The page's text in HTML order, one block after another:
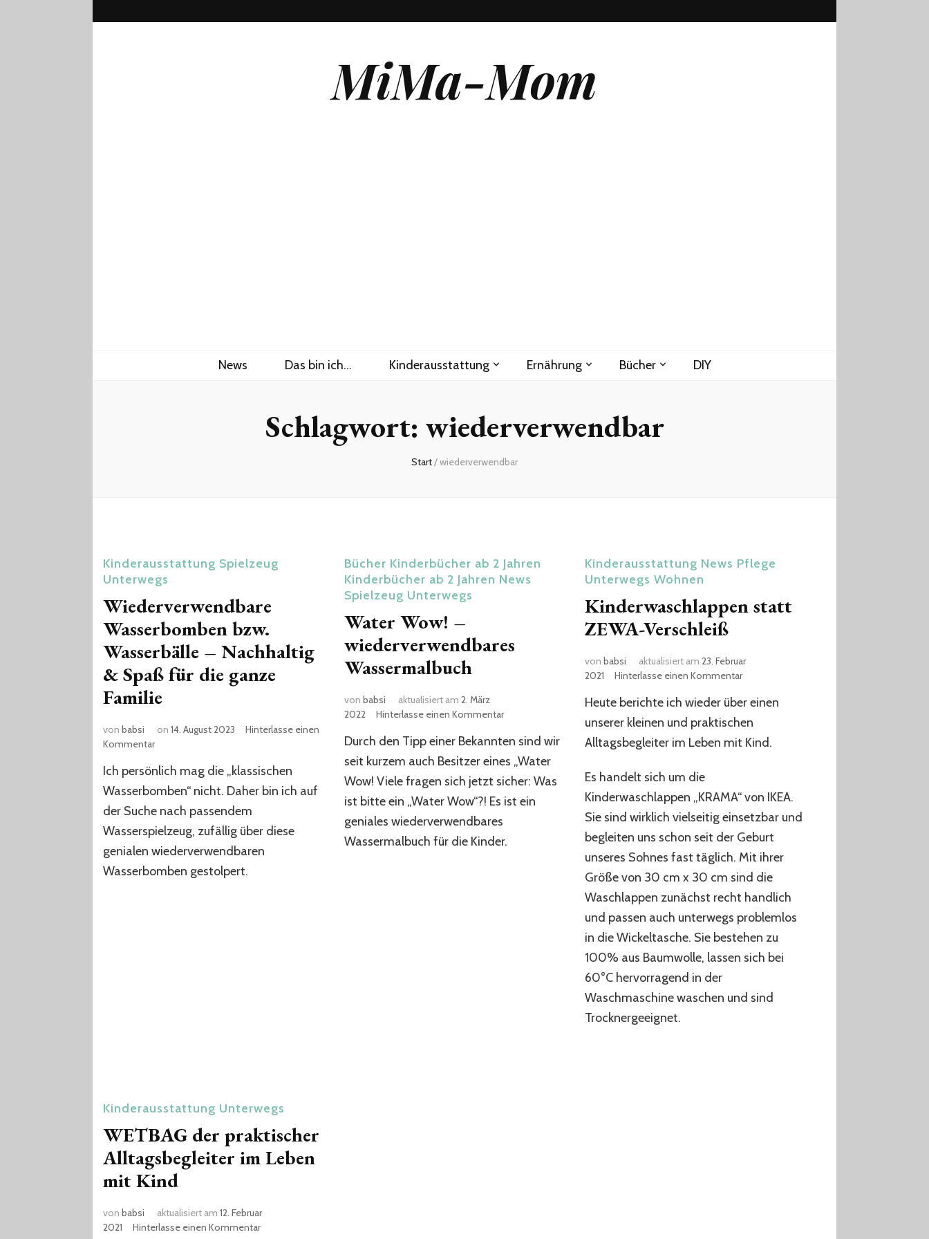
MiMa-Mom
News Das bin ich… Kinderausstattung Ernährung Bücher DIY
Schlagwort: wiederverwendbar
Start/wiederverwendbar
Kinderausstattung Spielzeug
Unterwegs
Wiederverwendbare
Wasserbomben bzw.
Wasserbälle – Nachhaltig
& Spaß für die ganze
Familie
vonbabsi on14. August 2023
Hinterlasse einen
Kommentarzu
Wasserbomben
bzw.
–
Nachhaltig
Spaß
für
Ich persönlich mag die „klassischen
Wasserbomben“ nicht. Daher bin ich auf
der Suche nach passendem
Wasserspielzeug, zufällig über diese
genialen wiederverwendbaren
Wasserbomben gestolpert.
Bücher Kinderbücher ab 2 Jahren
Kinderbücher ab 2 Jahren News
Spielzeug Unterwegs
Water Wow! –
wiederverwendbares
Wassermalbuch
von babsi aktualisiert am 2. März
2022
Hinterlasse einen Kommentarzu
Wow!
–
wiederverwendbares
Wassermalbuch
Durch den Tipp einer Bekannten sind wir
seit kurzem auch Besitzer eines „Water
Wow! Viele fragen sich jetzt sicher: Was
ist bitte ein „Water Wow“?! Es ist ein
geniales wiederverwendbares
Wassermalbuch für die Kinder.
Kinderausstattung News Pflege
Unterwegs Wohnen
Kinderwaschlappen statt
ZEWA-Verschleiß
vonbabsi aktualisiert am23. Februar
2021
Hinterlasse einen Kommentarzu
statt
ZEWA-
Heute berichte ich wieder über einen
unserer kleinen und praktischen
Alltagsbegleiter im Leben mit Kind.
Es handelt sich um die
Kinderwaschlappen „KRAMA“ von IKEA.
Sie sind wirklich vielseitig einsetzbar und
begleiten uns schon seit der Geburt
unseres Sohnes fast täglich. Mit ihrer
Größe von 30 cm x 30 cm sind die
Waschlappen zunächst recht handlich
und passen auch unterwegs problemlos
in die Wickeltasche. Sie bestehen zu
100% aus Baumwolle, lassen sich bei
60°C hervorragend in der
Waschmaschine waschen und sind
Trocknergeeignet.
Kinderausstattung Unterwegs
WETBAG der praktischer
Alltagsbegleiter im Leben
mit Kind
vonbabsi aktualisiert am12. Februar
2021
Hinterlasse einen Kommentarzu